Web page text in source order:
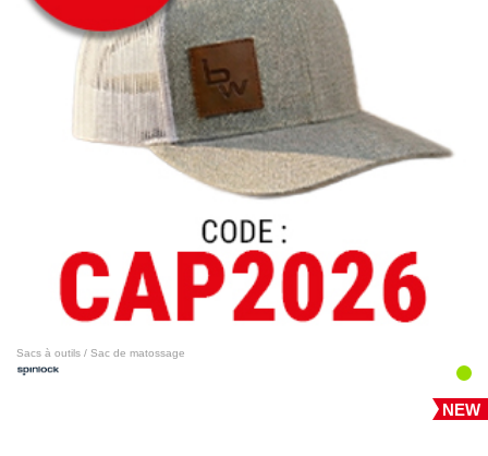
Sacs à outils / Sac de matossage
NEW